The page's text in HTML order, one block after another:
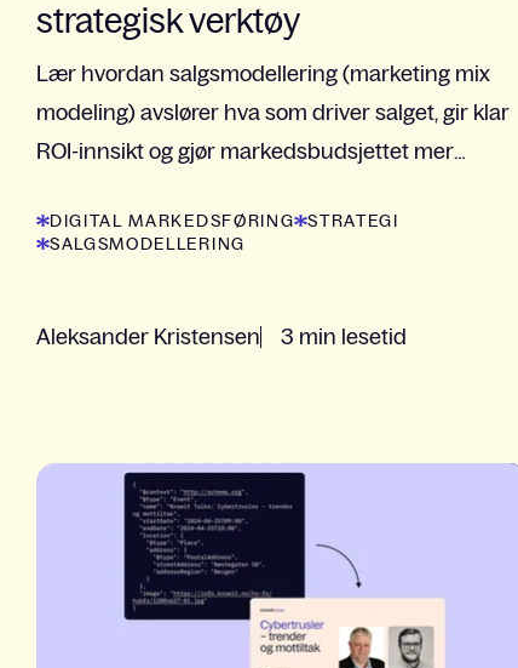
strategisk verktøy
Lær hvordan salgsmodellering (marketing mix
modeling) avslører hva som driver salget, gir klar
ROI-innsikt og gjør markedsbudsjettet mer
DIGITAL MARKEDSFØRING
STRATEGI
SALGSMODELLERING
Aleksander Kristensen 3 min lesetid